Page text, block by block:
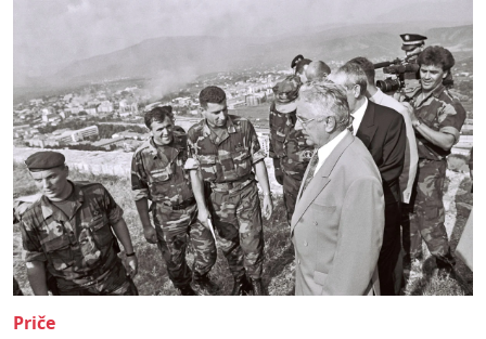
Priče